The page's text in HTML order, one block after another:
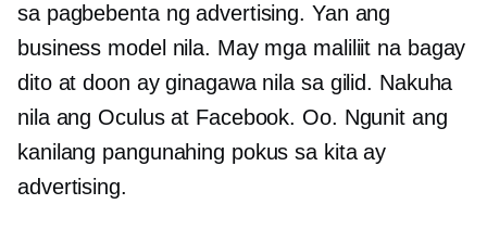
sa pagbebenta ng advertising. Yan ang
business model nila. May mga maliliit na bagay
dito at doon ay ginagawa nila sa gilid. Nakuha
nila ang Oculus at Facebook. Oo. Ngunit ang
kanilang pangunahing pokus sa kita ay
advertising.